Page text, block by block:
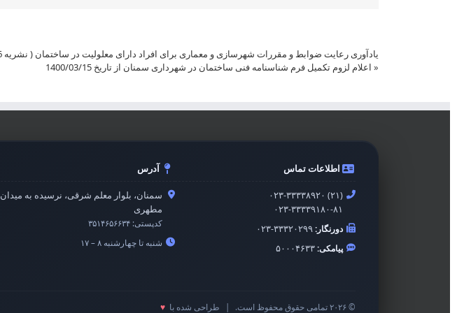
یادآوری رعایت ضوابط و مقررات شهرسازی و معماری برای افراد دارای معلولیت در ساختمان ( نشریه 246 )
« اعلام لزوم تکمیل فرم شناسنامه فنی ساختمان در شهرداری سمنان از تاریخ 1400/03/15
اطلاعات تماس
۰۲۳-۳۳۳۳۸۹۲۰ (۲۱)
۰۲۳-۳۳۳۳۹۱۸۰-۸۱
دورنگار:۰۲۳-۳۳۳۲۰۲۹۹
پیامکی:۵۰۰۰۴۶۳۳
آدرس
سمنان، بلوار معلم شرقی، نرسیده به میدان
مطهری
کدپستی:۳۵۱۴۶۵۶۶۳۴
شنبه تا چهارشنبه ۸ – ۱۷
© ۲۰۲۶ تمامی حقوق محفوظ است. طراحی شده با ♥